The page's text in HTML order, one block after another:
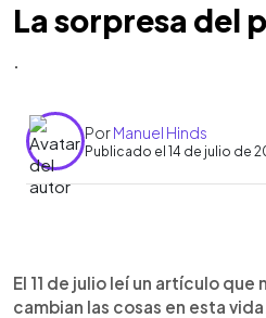
La sorpresa del
.
PorManuel Hinds
Publicado el 14 de julio de
► Escuchar artículo
El 11 de julio leí un artículo
cambian las cosas en esta